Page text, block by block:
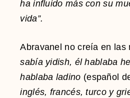
ha influido más con su
vida”.
Abravanel no creía en las
sabía yidish, él hablaba
hablaba ladino (español
inglés, francés, turco y